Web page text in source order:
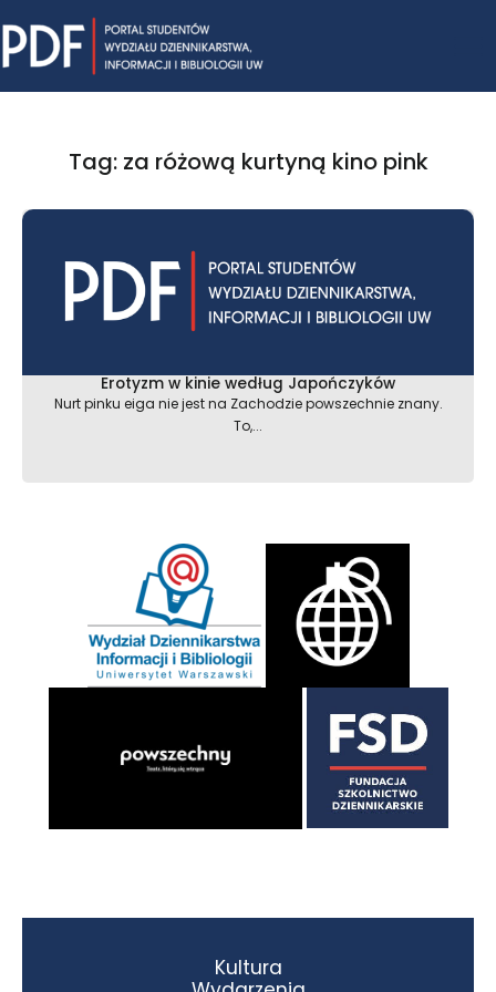
to
content
Tag: za różową kurtyną kino pink
Erotyzm w kinie według Japończyków
Nurt pinku eiga nie jest na Zachodzie powszechnie znany.
To,...
Kultura